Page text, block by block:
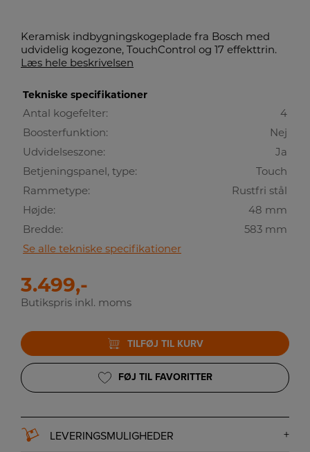
Keramisk indbygningskogeplade fra Bosch med
udvidelig kogezone, TouchControl og 17 effekttrin.
Læs hele beskrivelsen
Tekniske specifikationer
Antal kogefelter:
4
Boosterfunktion:
Nej
Udvidelseszone:
Ja
Betjeningspanel, type:
Touch
Rammetype:
Rustfri stål
Højde:
48 mm
Bredde:
583 mm
Se alle tekniske specifikationer
3.499,-
Butikspris inkl. moms
TILFØJ TIL KURV
FØJ TIL FAVORITTER
LEVERINGSMULIGHEDER